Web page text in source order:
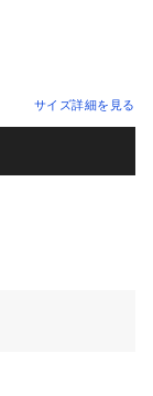
サイズ詳細を見る